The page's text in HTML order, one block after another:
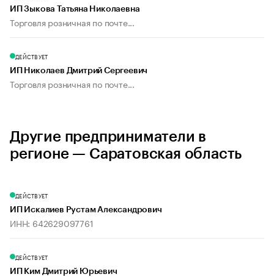
ИП Зыкова Татьяна Николаевна
Торговля розничная по почте...
ДЕЙСТВУЕТ
ИП Николаев Дмитрий Сергеевич
Торговля розничная по почте...
Другие предприниматели в
регионе — Саратовская область
ДЕЙСТВУЕТ
ИП Искалиев Рустам Александрович
ИНН: 642629097761
ДЕЙСТВУЕТ
ИП Ким Дмитрий Юрьевич